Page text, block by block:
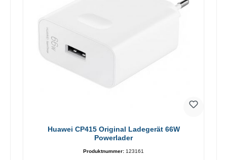
Huawei CP415 Original Ladegerät 66W
Powerlader
Produktnummer: 123161